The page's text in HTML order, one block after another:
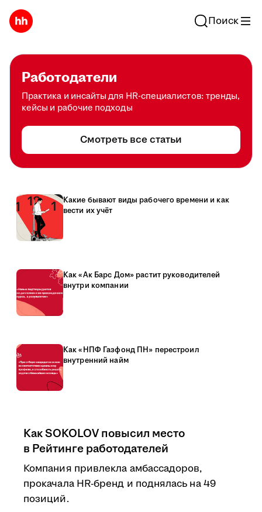
Поиск
Работодатели
Практика и инсайты для HR-специалистов: тренды,
кейсы и рабочие подходы
Смотреть все статьи
Какие бывают виды рабочего времени и как
вести их учёт
Как «Ак Барс Дом» растит руководителей
внутри компании
Как «НПФ Газфонд ПН» перестроил
внутренний найм
Как SOKOLOV повысил место
в Рейтинге работодателей
Компания привлекла амбассадоров,
прокачала HR-бренд и поднялась на 49
позиций.